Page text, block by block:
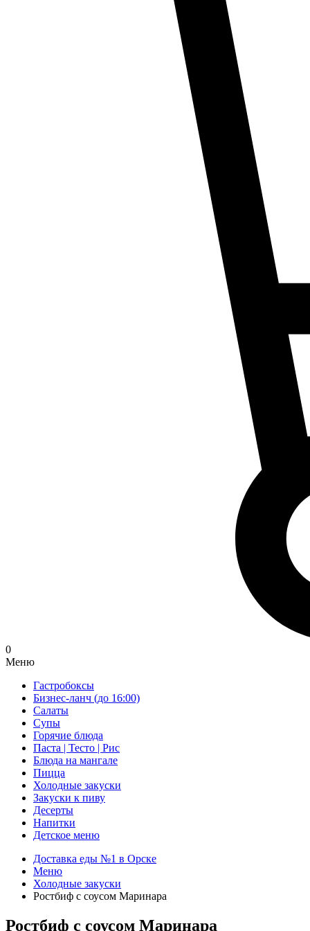
0
Меню
Гастробоксы
Бизнес-ланч (до 16:00)
Салаты
Супы
Горячие блюда
Паста | Тесто | Рис
Блюда на мангале
Пицца
Холодные закуски
Закуски к пиву
Десерты
Напитки
Детское меню
Доставка еды №1 в Орске
Меню
Холодные закуски
Ростбиф с соусом Маринара
Ростбиф с соусом Маринара